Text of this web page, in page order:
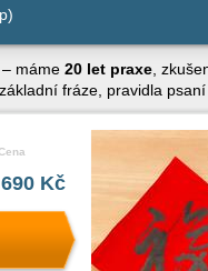
máme 20 let praxe ,
fráze, pravidla
Kč